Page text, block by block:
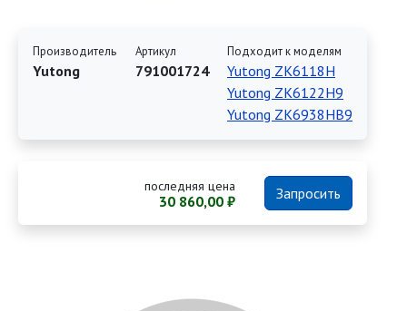
Производитель
Yutong
Артикул
791001724
Подходит к моделям
Yutong ZK6118H
Yutong ZK6122H9
Yutong ZK6938HB9
последняя цена
30 860,00 ₽ Запросить